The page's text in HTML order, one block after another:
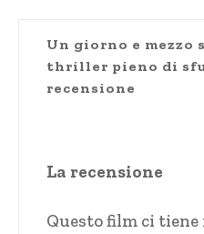
Un giorno e mezzo
thriller pieno di
recensione
La recensione
Questo film ci